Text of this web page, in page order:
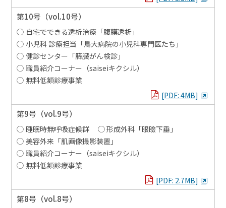
第10号 （vol.10号）
自宅でできる透析治療「腹膜透析」
小児科 診療担当「鳥大病院の小児科専門医たち」
健診センター「膵臓がん検診」
職員紹介コーナー（saiseiキクシル）
無料低額診療事業
PDFを見る
[PDF: 4MB]
第9号 （vol.9号）
睡眠時無呼吸症候群
形成外科「眼瞼下垂」
美容外来「肌画像撮影装置」
職員紹介コーナー（saiseiキクシル）
無料低額診療事業
PDFを見る
[PDF: 2.7MB]
第8号 （vol.8号）